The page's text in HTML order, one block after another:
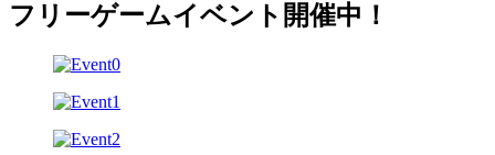
フリーゲームイベント開催中！